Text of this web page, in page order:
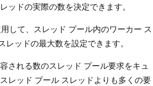
ッドの実際の数を決定できます。
して、スレッド プール内のワーカー ス
レッドの最大数を設定できます。
される数のスレッド プール要求をキュ
レッド プール スレッドよりも多くの要